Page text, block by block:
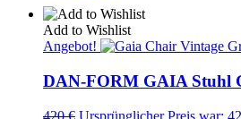
Add to Wishlist
Angebot!
DAN-FORM GAIA Stuhl
420€ Ursprünglicher Preis war: